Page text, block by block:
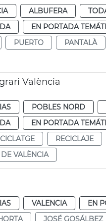
ALBUFERA
EN PORTADA
PUERTO PANTALÀ
València
POBLES NORD
EN PORTADA
RECICLAJE
VALÈNCIA
VALENCIA
EN
JOSÉ GOSÁLBEZ